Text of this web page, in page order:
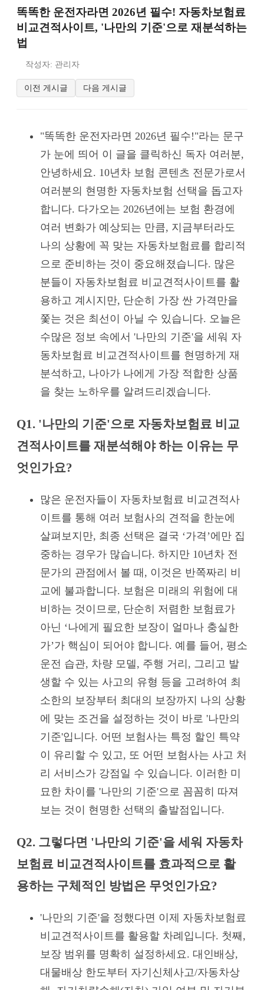
똑똑한 운전자라면 2026년 필수! 자동차보험료
비교견적사이트, '나만의 기준'으로 재분석하는
법
작성자: 관리자
이전 게시글 다음 게시글
"똑똑한 운전자라면 2026년 필수!"라는 문구
가 눈에 띄어 이 글을 클릭하신 독자 여러분,
안녕하세요. 10년차 보험 콘텐츠 전문가로서
여러분의 현명한 자동차보험 선택을 돕고자
합니다. 다가오는 2026년에는 보험 환경에
여러 변화가 예상되는 만큼, 지금부터라도
나의 상황에 꼭 맞는 자동차보험료를 합리적
으로 준비하는 것이 중요해졌습니다. 많은
분들이 자동차보험료 비교견적사이트를 활
용하고 계시지만, 단순히 가장 싼 가격만을
쫓는 것은 최선이 아닐 수 있습니다. 오늘은
수많은 정보 속에서 '나만의 기준'을 세워 자
동차보험료 비교견적사이트를 현명하게 재
분석하고, 나아가 나에게 가장 적합한 상품
을 찾는 노하우를 알려드리겠습니다.
Q1. '나만의 기준'으로 자동차보험료 비교
견적사이트를 재분석해야 하는 이유는 무
엇인가요?
많은 운전자들이 자동차보험료 비교견적사
이트를 통해 여러 보험사의 견적을 한눈에
살펴보지만, 최종 선택은 결국 ‘가격’에만 집
중하는 경우가 많습니다. 하지만 10년차 전
문가의 관점에서 볼 때, 이것은 반쪽짜리 비
교에 불과합니다. 보험은 미래의 위험에 대
비하는 것이므로, 단순히 저렴한 보험료가
아닌 ‘나에게 필요한 보장이 얼마나 충실한
가’가 핵심이 되어야 합니다. 예를 들어, 평소
운전 습관, 차량 모델, 주행 거리, 그리고 발
생할 수 있는 사고의 유형 등을 고려하여 최
소한의 보장부터 최대의 보장까지 나의 상황
에 맞는 조건을 설정하는 것이 바로 '나만의
기준'입니다. 어떤 보험사는 특정 할인 특약
이 유리할 수 있고, 또 어떤 보험사는 사고 처
리 서비스가 강점일 수 있습니다. 이러한 미
묘한 차이를 '나만의 기준'으로 꼼꼼히 따져
보는 것이 현명한 선택의 출발점입니다.
Q2. 그렇다면 '나만의 기준'을 세워 자동차
보험료 비교견적사이트를 효과적으로 활
용하는 구체적인 방법은 무엇인가요?
'나만의 기준'을 정했다면 이제 자동차보험료
비교견적사이트를 활용할 차례입니다. 첫째,
보장 범위를 명확히 설정하세요. 대인배상,
대물배상 한도부터 자기신체사고/자동차상